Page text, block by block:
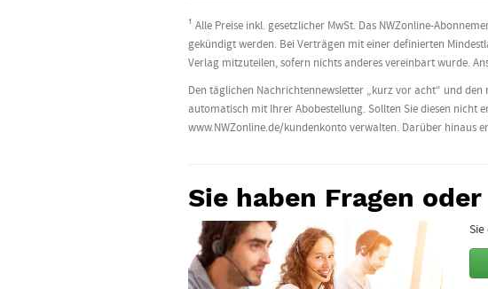
¹ Alle Preise inkl. gesetzlicher MwSt. Das NWZonline-
gekündigt werden. Bei Verträgen mit einer definierten
Verlag mitzuteilen, sofern nichts anderes vereinbart wurde.
Den täglichen Nachrichtennewsletter „kurz vor acht“ und
automatisch mit Ihrer Abobestellung. Sollten Sie diesen nicht
www.NWZonline.de/kundenkonto verwalten. Darüber hinaus
Sie haben Fragen